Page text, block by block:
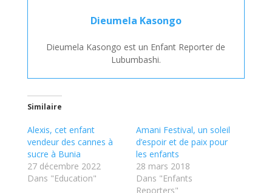
Dieumela Kasongo
Dieumela Kasongo est un Enfant Reporter de
Lubumbashi.
Similaire
Alexis, cet enfant
vendeur des cannes à
sucre à Bunia
27 décembre 2022
Dans "Education"
Amani Festival, un soleil
d’espoir et de paix pour
les enfants
28 mars 2018
Dans "Enfants
Reporters"